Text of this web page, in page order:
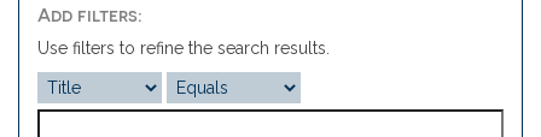
Add filters:
Use filters to refine the search results.